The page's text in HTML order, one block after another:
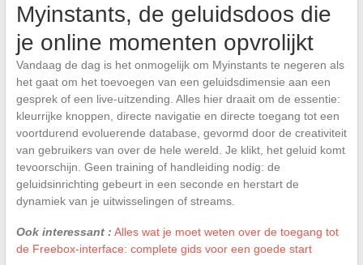
Myinstants, de geluidsdoos die
je online momenten opvrolijkt
Vandaag de dag is het onmogelijk om Myinstants te negeren als
het gaat om het toevoegen van een geluidsdimensie aan een
gesprek of een live-uitzending. Alles hier draait om de essentie:
kleurrijke knoppen, directe navigatie en directe toegang tot een
voortdurend evoluerende database, gevormd door de creativiteit
van gebruikers van over de hele wereld. Je klikt, het geluid komt
tevoorschijn. Geen training of handleiding nodig: de
geluidsinrichting gebeurt in een seconde en herstart de
dynamiek van je uitwisselingen of streams.
Ook interessant : Alles wat je moet weten over de toegang tot
de Freebox-interface: complete gids voor een goede start